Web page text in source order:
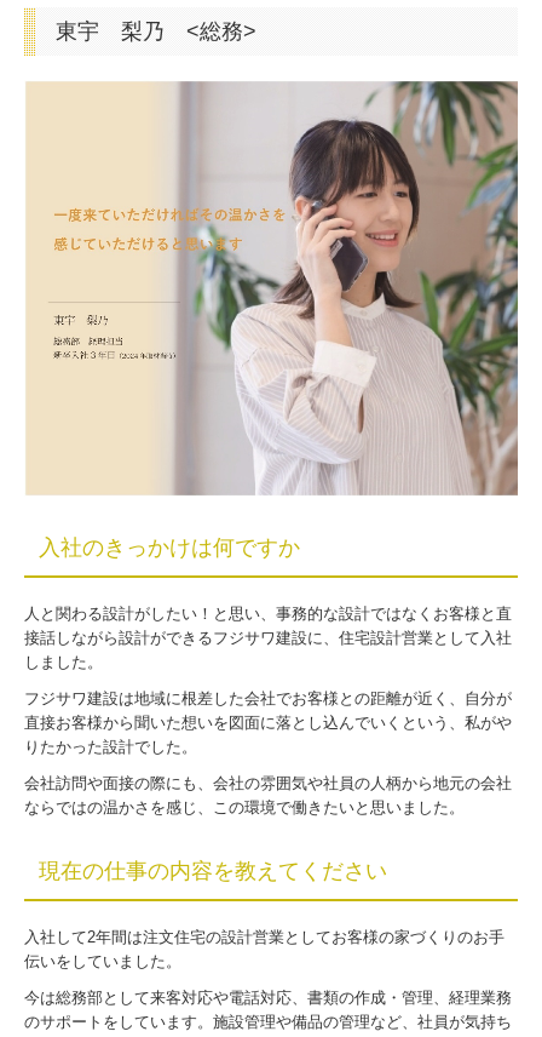
東宇 梨乃 <総務>
入社のきっかけは何ですか
人と関わる設計がしたい！と思い、事務的な設計ではなくお客様と直
接話しながら設計ができるフジサワ建設に、住宅設計営業として入社
しました。
フジサワ建設は地域に根差した会社でお客様との距離が近く、自分が
直接お客様から聞いた想いを図面に落とし込んでいくという、私がや
りたかった設計でした。
会社訪問や面接の際にも、会社の雰囲気や社員の人柄から地元の会社
ならではの温かさを感じ、この環境で働きたいと思いました。
現在の仕事の内容を教えてください
入社して2年間は注文住宅の設計営業としてお客様の家づくりのお手
伝いをしていました。
今は総務部として来客対応や電話対応、書類の作成・管理、経理業務
のサポートをしています。施設管理や備品の管理など、社員が気持ち